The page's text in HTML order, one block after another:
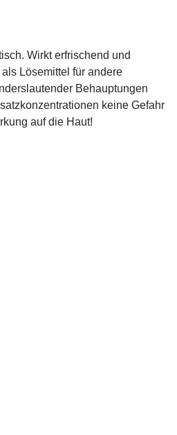
Wirkt erfrischend und
Lösemittel für andere
Behauptungen
keine Gefahr
auf die Haut!